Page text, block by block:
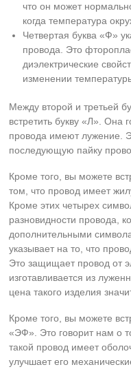
что он может
когда температура
Четвертая буква «Ф»
провода. Это
диэлектрические
изменении
Между второй и третьей
встретить букву «Л». Она
провода имеют лужение.
последующую пайку
Кроме того, вы можете
том, что провод имеет
Кроме этих четырех
разновидности провода,
дополнительными
указывает на то, что
Это защищает провод от
изготавливается из
цена такого изделия
Кроме того, вы можете
«ЭФ». Это говорит нам о
такой провод имеет
улучшает его